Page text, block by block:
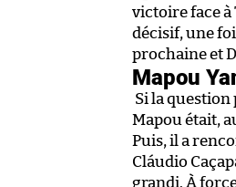
victoire face à
décisif, une
prochaine et
Mapou
Si la
Mapou était,
Puis, il a
Cláudio
grandi. À